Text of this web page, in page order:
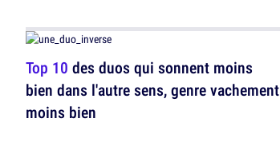
Top 10 des duos qui sonnent moins
bien dans l'autre sens, genre vachement
moins bien